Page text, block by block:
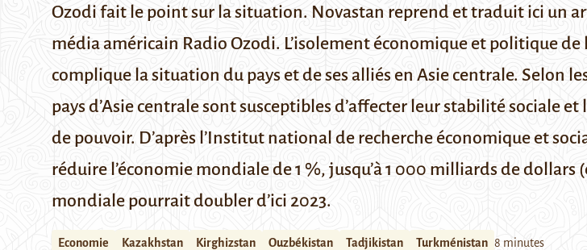
Ozodi fait le point sur la situation. Novastan reprend et traduit ici un
média américain Radio Ozodi. L’isolement économique et politique de
complique la situation du pays et de ses alliés en Asie centrale. Selon
pays d’Asie centrale sont susceptibles d’affecter leur stabilité sociale
de pouvoir. D’après l’Institut national de recherche économique et
réduire l’économie mondiale de 1 %, jusqu’à 1 000 milliards de
mondiale pourrait doubler d’ici 2023.
Economie Kazakhstan Kirghizstan Ouzbékistan Tadjikistan Turkménistan 8 minutes